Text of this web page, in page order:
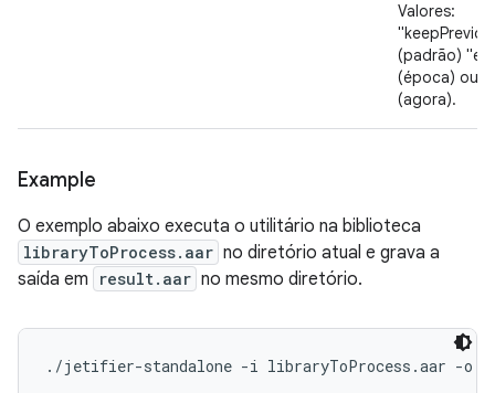
Valores:
(padrão)
(época) ou
(agora).
Example
O exemplo abaixo executa o utilitário na biblioteca
libraryToProcess.aar no diretório atual e grava a
saída em
result.aar no mesmo diretório.